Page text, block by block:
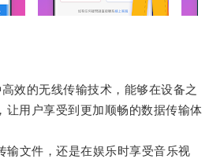
的无线传输技术，能够在设备之
让用户享受到更加顺畅的数据传输体
文件，还是在娱乐时享受音乐视